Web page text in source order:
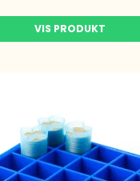
VIS PRODUKT